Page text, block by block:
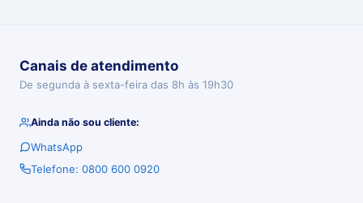
Canais de atendimento
De segunda à sexta-feira das 8h às 19h30
Ainda não sou cliente:
WhatsApp
Telefone: 0800 600 0920